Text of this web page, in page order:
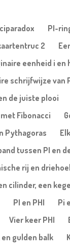
PI-
2
eenheid i en
schrijfwijze van
de juiste plooi
Fibonacci
Pythagoras
tussen PI en
rij en
cilinder, een
PI en PHI Pi
Vier keer PHI
gulden balk